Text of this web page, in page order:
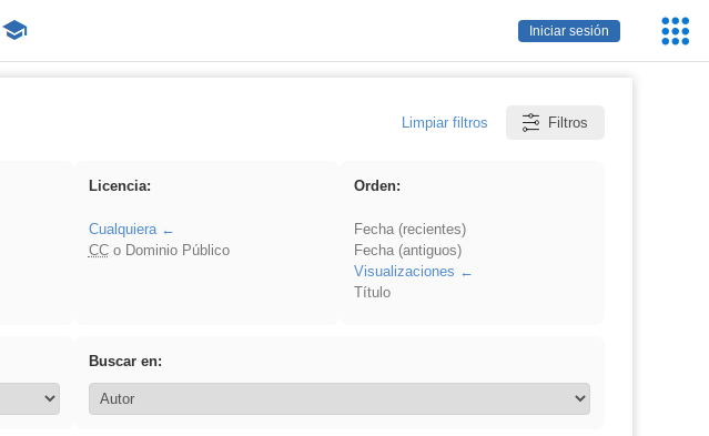
Iniciar sesión
Limpiar filtros Filtros
Licencia:
Cualquiera
CCo Dominio Público
Orden:
Fecha (recientes)
Fecha (antiguos)
Visualizaciones
Título
Buscar en: